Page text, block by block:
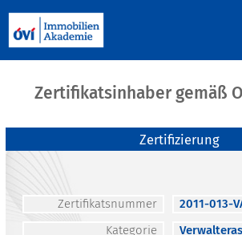
Zertifikatsinhaber gemäß
Zertifizierung
Zertifikatsnummer
2011-013-
Kategorie